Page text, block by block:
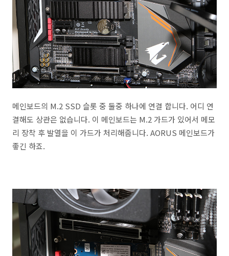
메인보드의 M.2 SSD 슬롯 중 둘중 하나에 연결 합니다. 어디 연
결해도 상관은 없습니다. 이 메인보드는 M.2 가드가 있어서 메모
리 장착 후 발열을 이 가드가 처리해줍니다. AORUS 메인보드가
좋긴 하죠.